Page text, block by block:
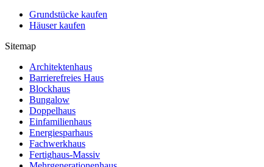
Grundstücke kaufen
Häuser kaufen
Sitemap
Architektenhaus
Barrierefreies Haus
Blockhaus
Bungalow
Doppelhaus
Einfamilienhaus
Energiesparhaus
Fachwerkhaus
Fertighaus-Massiv